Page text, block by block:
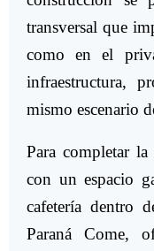
transversal que
como en el
infraestructura,
mismo escenario
Para completar
con un espacio
cafetería dentro
Paraná Come,